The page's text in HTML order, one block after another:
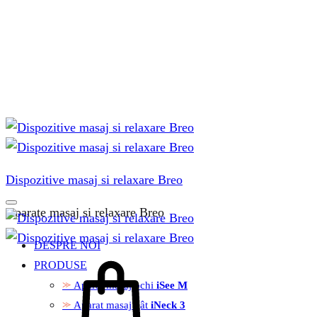
Dispozitive masaj si relaxare Breo
Aparate masaj si relaxare Breo
DESPRE NOI
PRODUSE
Aparat masaj ochi iSee M
Aparat masaj gât iNeck 3